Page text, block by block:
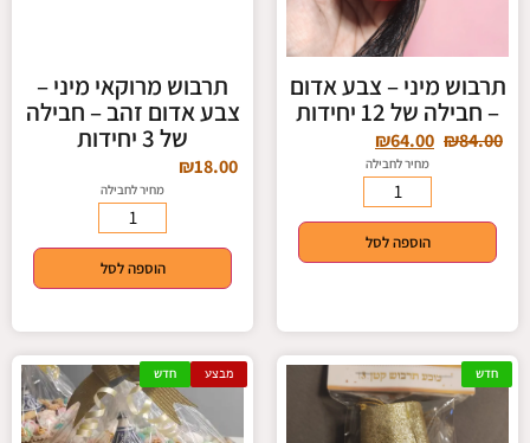
תרבוש מיני – צבע אדום
– חבילה של 12 יחידות
₪84.00
₪64.00
מחיר לחבילה
הוספה לסל
תרבוש מרוקאי מיני –
צבע אדום זהב – חבילה
של 3 יחידות
₪18.00
מחיר לחבילה
הוספה לסל
חדש מבצע חדש